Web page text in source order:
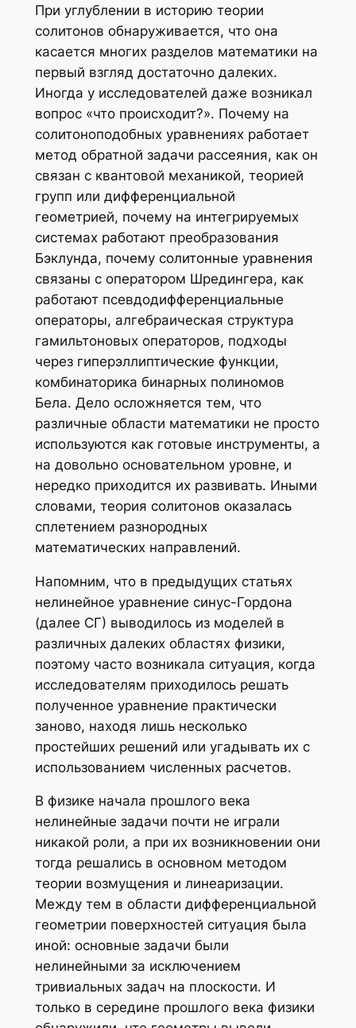
При углублении в историю теории
солитонов обнаруживается, что она
касается многих разделов математики на
первый взгляд достаточно далеких.
Иногда у исследователей даже возникал
вопрос «что происходит?». Почему на
солитоноподобных уравнениях работает
метод обратной задачи рассеяния, как он
связан с квантовой механикой, теорией
групп или дифференциальной
геометрией, почему на интегрируемых
системах работают преобразования
Бэклунда, почему солитонные уравнения
связаны с оператором Шредингера, как
работают псевдодифференциальные
операторы, алгебраическая структура
гамильтоновых операторов, подходы
через гиперэллиптические функции,
комбинаторика бинарных полиномов
Бела. Дело осложняется тем, что
различные области математики не просто
используются как готовые инструменты, а
на довольно основательном уровне, и
нередко приходится их развивать. Иными
словами, теория солитонов оказалась
сплетением разнородных
математических направлений.
Напомним, что в предыдущих статьях
нелинейное уравнение синус-Гордона
(далее СГ) выводилось из моделей в
различных далеких областях физики,
поэтому часто возникала ситуация, когда
исследователям приходилось решать
полученное уравнение практически
заново, находя лишь несколько
простейших решений или угадывать их с
использованием численных расчетов.
В физике начала прошлого века
нелинейные задачи почти не играли
никакой роли, а при их возникновении они
тогда решались в основном методом
теории возмущения и линеаризации.
Между тем в области дифференциальной
геометрии поверхностей ситуация была
иной: основные задачи были
нелинейными за исключением
тривиальных задач на плоскости. И
только в середине прошлого века физики